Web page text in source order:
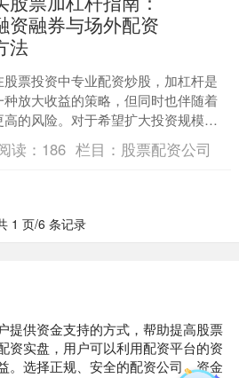
资融券与场外配资
法
股票投资中专业配资炒股，加杠杆是
种放大收益的策略，但同时也伴随着
高的风险。对于希望扩大投资规模的
投资者来说，了解融资融券和场外配资
方法至关重要。本文将为....
读： 186 栏目： 股票配资公司
1 页/6 条记录
提供资金支持的方式，帮助提高股票
资实盘，用户可以利用配资平台的资
。选择正规、安全的配资公司，资金